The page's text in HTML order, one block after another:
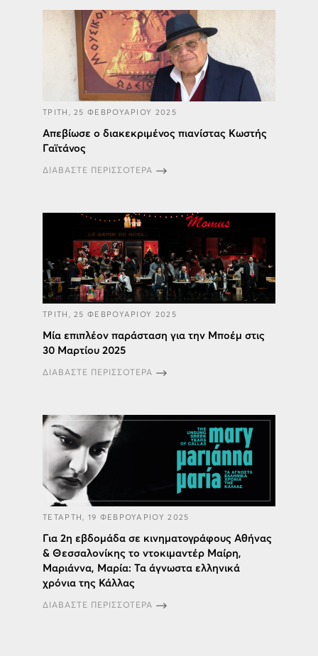
ΤΡΙΤΗ, 25 ΦΕΒΡΟΥΑΡΙΟΥ 2025
Απεβίωσε ο διακεκριμένος πιανίστας Κωστής
Γαϊτάνος
ΔΙΑΒΑΣΤΕ ΠΕΡΙΣΣΟΤΕΡΑ
ΤΡΙΤΗ, 25 ΦΕΒΡΟΥΑΡΙΟΥ 2025
Μία επιπλέον παράσταση για την Μποέμ στις
30 Μαρτίου 2025
ΔΙΑΒΑΣΤΕ ΠΕΡΙΣΣΟΤΕΡΑ
ΤΕΤΑΡΤΗ, 19 ΦΕΒΡΟΥΑΡΙΟΥ 2025
Για 2η εβδομάδα σε κινηματογράφους Αθήνας
& Θεσσαλονίκης το ντοκιμαντέρ Μαίρη,
Μαριάννα, Μαρία: Τα άγνωστα ελληνικά
χρόνια της Κάλλας
ΔΙΑΒΑΣΤΕ ΠΕΡΙΣΣΟΤΕΡΑ